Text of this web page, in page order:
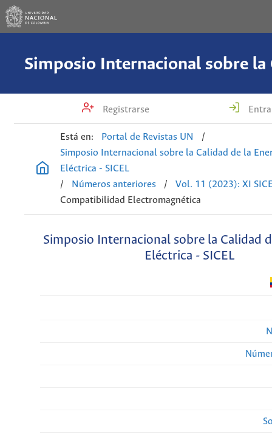
Registrarse
Está en: Portal de Revistas UN
/
Simposio Internacional sobre la Calidad de la
Eléctrica - SICEL
/
Números anteriores /
Vol. 11 (2023): XI
Compatibilidad Electromagnética
Simposio Internacional sobre la Calidad
Eléctrica - SICEL